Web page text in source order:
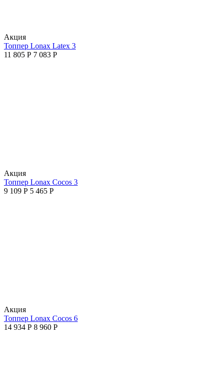
Aкция
Топпер Lonax Latex 3
11 805 Р 7 083 Р
Aкция
Топпер Lonax Cocos 3
9 109 Р 5 465 Р
Aкция
Топпер Lonax Cocos 6
14 934 Р 8 960 Р